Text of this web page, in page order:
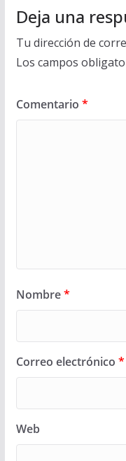
Deja una
Tu dirección de
Los campos
Comentario *
Nombre*
Correo electrónico *
Web